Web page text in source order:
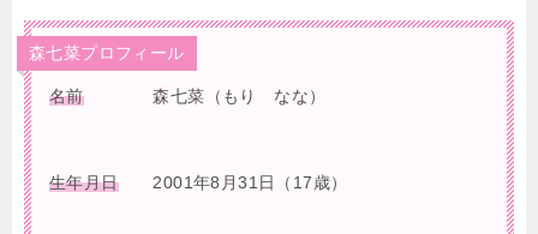
森七菜プロフィール
名前森七菜（もり なな）
生年月日2001年8月31日（17歳）